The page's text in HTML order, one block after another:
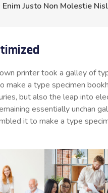
Enim Justo Non Molestie
printer took a galley of
make a type specimen
but also the leap into
essentially unchan
it to make a type